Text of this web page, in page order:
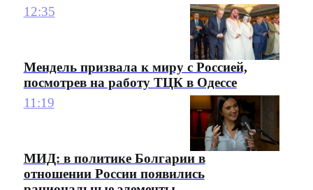
12:35
Мендель призвала к миру с Россией,
посмотрев на работу ТЦК в Одессе
11:19
МИД: в политике Болгарии в
отношении России появились